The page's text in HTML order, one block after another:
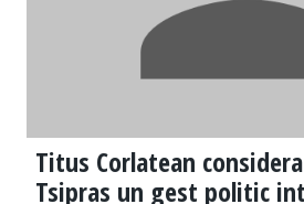
Titus Corlatean
Tsipras un gest politic